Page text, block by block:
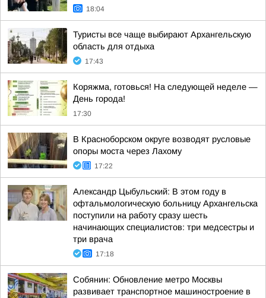
18:04
Туристы все чаще выбирают Архангельскую
область для отдыха
17:43
Коряжма, готовься! На следующей неделе —
День города!
17:30
В Красноборском округе возводят русловые
опоры моста через Лахому
17:22
Александр Цыбульский: В этом году в
офтальмологическую больницу Архангельска
поступили на работу сразу шесть
начинающих специалистов: три медсестры и
три врача
17:18
Собянин: Обновление метро Москвы
развивает транспортное машиностроение в